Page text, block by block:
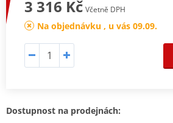
3 316 Kč Včetně DPH
Na objednávku , u vás 09.09.
Dostupnost na prodejnách: